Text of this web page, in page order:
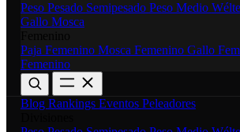
Peso Pesado Semipesado Peso Medio
Gallo Mosca
Paja Femenino Mosca Femenino Gallo
Femenino
Blog Rankings Eventos Peleadores